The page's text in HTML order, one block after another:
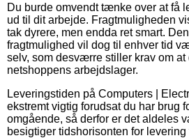
Du burde omvendt tænke over at få
ud til dit arbejde. Fragtmuligheden
tak dyrere, men endda ret smart.
fragtmulighed vil dog til enhver tid
selv, som desværre stiller krav om
netshoppens arbejdslager.
Leveringstiden på Computers |
ekstremt vigtig forudsat du har brug
omgående, så derfor er det aldeles
besigtiger tidshorisonten for